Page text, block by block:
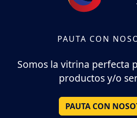
PAUTA CON
Somos la vitrina perfecta
productos y/o
PAUTA CON